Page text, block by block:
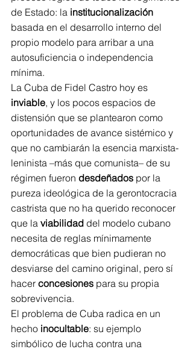
de Estado: la institucionalización
basada en el desarrollo interno del
propio modelo para arribar a una
autosuficiencia o independencia
mínima.
La Cuba de Fidel Castro hoy es
inviable, y los pocos espacios de
distensión que se plantearon como
oportunidades de avance sistémico y
que no cambiarán la esencia marxista-
leninista –más que comunista– de su
régimen fueron desdeñados por la
pureza ideológica de la gerontocracia
castrista que no ha querido reconocer
que la viabilidad del modelo cubano
necesita de reglas mínimamente
democráticas que bien pudieran no
desviarse del camino original, pero sí
hacer concesiones para su propia
sobrevivencia.
El problema de Cuba radica en un
hecho inocultable: su ejemplo
simbólico de lucha contra una